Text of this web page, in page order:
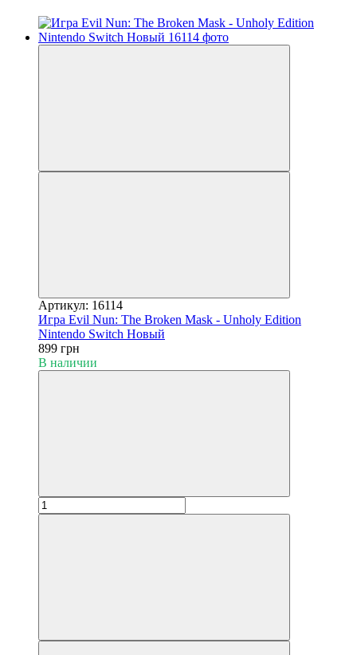
Артикул: 16114
Игра Evil Nun: The Broken Mask - Unholy Edition
Nintendo Switch Новый
899 грн
В наличии